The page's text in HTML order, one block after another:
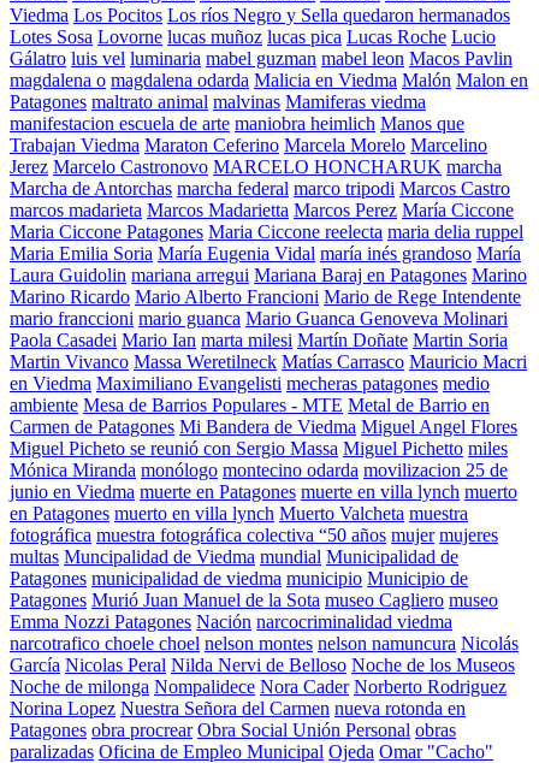
Viedma Los Pocitos Los ríos Negro y Sella quedaron hermanados
Lotes Sosa Lovorne lucas muñoz lucas pica Lucas Roche Lucio
Gálatro luis vel luminaria mabel guzman mabel leon Macos Pavlin
magdalena o magdalena odarda Malicia en Viedma Malón Malon en
Patagones maltrato animal malvinas Mamiferas viedma
manifestacion escuela de arte maniobra heimlich Manos que
Trabajan Viedma Maraton Ceferino Marcela Morelo Marcelino
Jerez Marcelo Castronovo MARCELO HONCHARUK marcha
Marcha de Antorchas marcha federal marco tripodi Marcos Castro
marcos madarieta Marcos Madarietta Marcos Perez María Ciccone
Maria Ciccone Patagones Maria Ciccone reelecta maria delia ruppel
Maria Emilia Soria María Eugenia Vidal maría inés grandoso María
Laura Guidolin mariana arregui Mariana Baraj en Patagones Marino
Marino Ricardo Mario Alberto Francioni Mario de Rege Intendente
mario franccioni mario guanca Mario Guanca Genoveva Molinari
Paola Casadei Mario Ian marta milesi Martín Doñate Martin Soria
Martin Vivanco Massa Weretilneck Matías Carrasco Mauricio Macri
en Viedma Maximiliano Evangelisti mecheras patagones medio
ambiente Mesa de Barrios Populares - MTE Metal de Barrio en
Carmen de Patagones Mi Bandera de Viedma Miguel Angel Flores
Miguel Picheto se reunió con Sergio Massa Miguel Pichetto miles
Mónica Miranda monólogo montecino odarda movilizacion 25 de
junio en Viedma muerte en Patagones muerte en villa lynch muerto
en Patagones muerto en villa lynch Muerto Valcheta muestra
fotográfica muestra fotográfica colectiva “50 años mujer mujeres
multas Muncipalidad de Viedma mundial Municipalidad de
Patagones municipalidad de viedma municipio Municipio de
Patagones Murió Juan Manuel de la Sota museo Cagliero museo
Emma Nozzi Patagones Nación narcocriminalidad viedma
narcotrafico choele choel nelson montes nelson namuncura Nicolás
García Nicolas Peral Nilda Nervi de Belloso Noche de los Museos
Noche de milonga Nompalidece Nora Cader Norberto Rodriguez
Norina Lopez Nuestra Señora del Carmen nueva rotonda en
Patagones obra procrear Obra Social Unión Personal obras
paralizadas Oficina de Empleo Municipal Ojeda Omar "Cacho"